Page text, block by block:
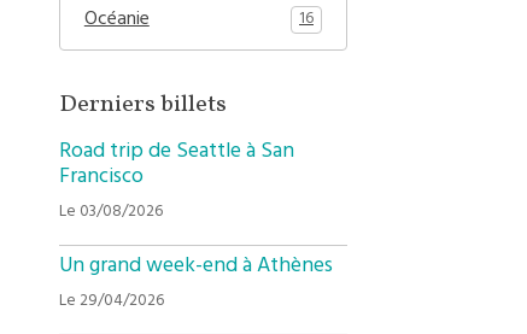
Océanie 16
Derniers billets
Road trip de Seattle à San
Francisco
Le 03/08/2026
Un grand week-end à Athènes
Le 29/04/2026